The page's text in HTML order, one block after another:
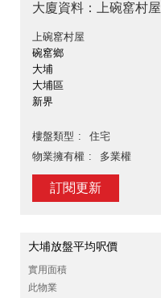
大廈資料：上碗窰村屋
上碗窰村屋
碗窰鄉
大埔
大埔區
新界
樓盤類型
住宅
物業擁有權
多業權
訂閱更新
大埔放盤平均呎價
實用面積
此物業